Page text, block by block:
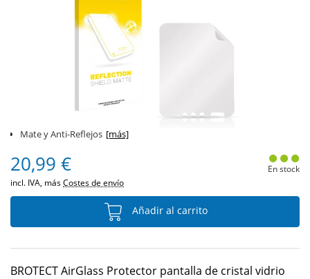
Mate y Anti-Reflejos [más]
20,99 €
incl. IVA, másCostes de envío
En stock
Añadir al carrito
BROTECT AirGlass Protector pantalla de cristal vidrio